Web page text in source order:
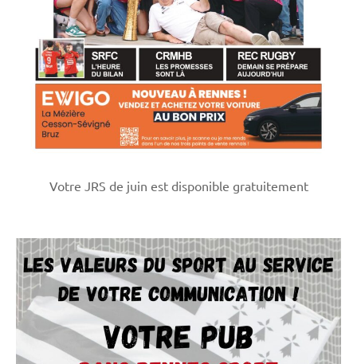
Votre JRS de juin est disponible gratuitement